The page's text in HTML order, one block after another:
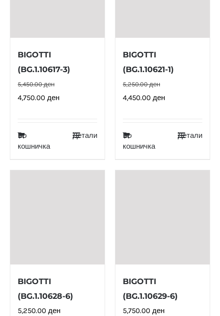
BIGOTTI
(BG.1.10617-3)
5,450.00ден
Original
5,450.00 ден.
4,750.00 денCurrent
4,750.00 ден.
Во
кошничка
Детали
BIGOTTI
(BG.1.10621-1)
5,250.00ден
Original
5,250.00 ден.
4,450.00 денCurrent
4,450.00 ден.
Во
кошничка
Детали
BIGOTTI
(BG.1.10628-6)
5,250.00 ден
BIGOTTI
(BG.1.10629-6)
5,750.00 ден